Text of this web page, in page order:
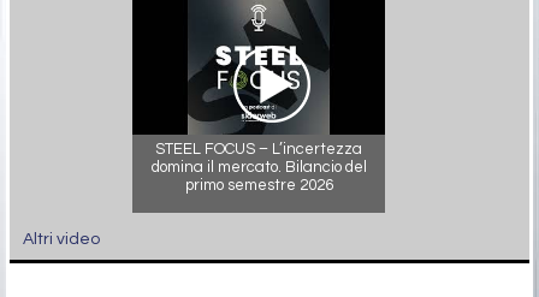
STEEL FOCUS – L’incertezza
domina il mercato. Bilancio del
primo semestre 2026
Altri video